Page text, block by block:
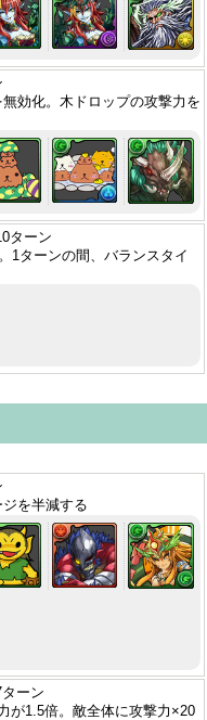
効化。木ドロップの攻撃力を
ターン
1ターンの間、バランスタイ
を半減する
ーン
が1.5倍。敵全体に攻撃力×20